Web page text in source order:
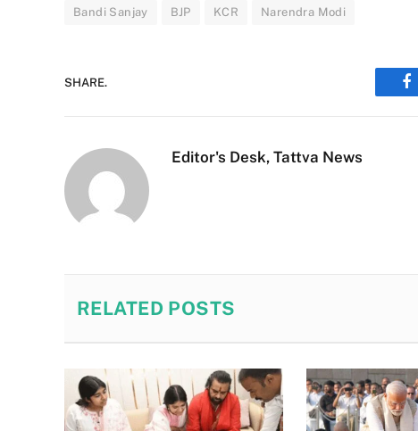
Bandi Sanjay BJP KCR Narendra Modi
SHARE.
Editor's Desk, Tattva News
RELATED POSTS